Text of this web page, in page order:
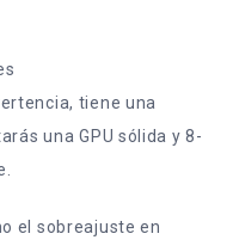
tiene una
una GPU sólida y 8-
el sobreajuste en